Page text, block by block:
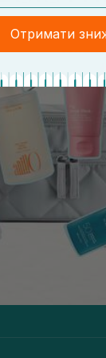
Отримати